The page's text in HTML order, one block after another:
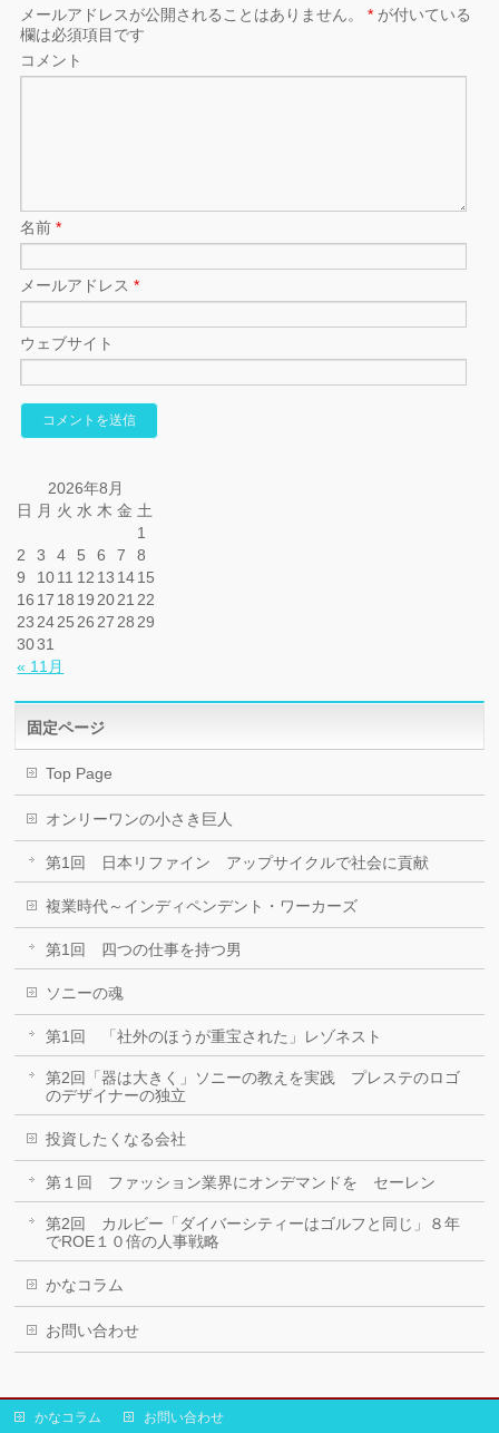
メールアドレスが公開されることはありません。 * が付いている
欄は必須項目です
コメント
名前*
メールアドレス*
ウェブサイト
2026年8月
日 月 火 水 木 金 土
« 11月
1
2
3 4 5 6 7
8
9
1011 12 13 1415
16 17 18 19 2021 22
23 2425 26 27 28 29
3031
固定ページ
Top Page
オンリーワンの小さき巨人
第1回 日本リファイン アップサイクルで社会に貢献
複業時代～インディペンデント・ワーカーズ
第1回 四つの仕事を持つ男
ソニーの魂
第1回 「社外のほうが重宝された」レゾネスト
第2回「器は大きく」ソニーの教えを実践 プレステのロゴ
のデザイナーの独立
投資したくなる会社
第１回 ファッション業界にオンデマンドを セーレン
第2回 カルビー「ダイバーシティーはゴルフと同じ」８年
でROE１０倍の人事戦略
かなコラム
お問い合わせ
かなコラム お問い合わせ